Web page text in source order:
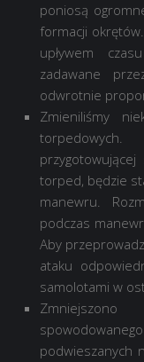
poniosą
formacji
upływem
zadawane
odwrotnie
Zmieniliśmy
torped, będzie
manewru.
podczas
Aby
ataku
samolotami w
podwieszanych